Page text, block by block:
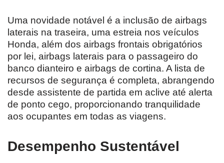
Uma novidade notável é a inclusão de airbags
laterais na traseira, uma estreia nos veículos
Honda, além dos airbags frontais obrigatórios
por lei, airbags laterais para o passageiro do
banco dianteiro e airbags de cortina. A lista de
recursos de segurança é completa, abrangendo
desde assistente de partida em aclive até alerta
de ponto cego, proporcionando tranquilidade
aos ocupantes em todas as viagens.
Desempenho Sustentável